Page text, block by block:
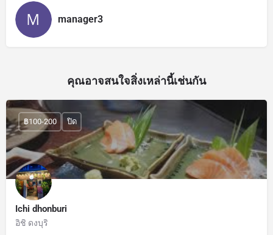
manager3
คุณอาจสนใจสิ่งเหล่านี้เช่นกัน
Ichi dhonburi
อิชิ ดงบุริ
฿100-200 ปิด